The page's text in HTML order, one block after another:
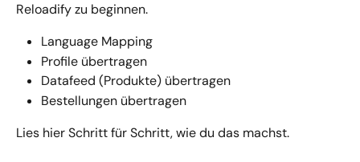
Reloadify zu beginnen.
Language Mapping
Profile übertragen
Datafeed (Produkte) übertragen
Bestellungen übertragen
Lies hier Schritt für Schritt, wie du das machst.